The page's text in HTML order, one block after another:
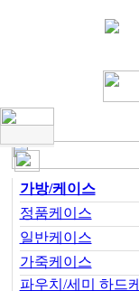
가방/케이스
정품케이스
일반케이스
가죽케이스
파우치/세미 하드케